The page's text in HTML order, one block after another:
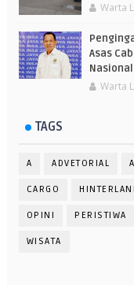
Warta
Asas
Nasional
Warta
TAGS
A ADVETORIAL
CARGO
OPINI PERISTIWA
WISATA